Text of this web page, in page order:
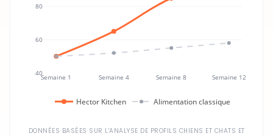
Semaine 1 Semaine 4 Semaine 8 Semaine 12
40
60
80
Hector Kitchen Alimentation classique
DONNÉES BASÉES SUR L'ANALYSE DE PROFILS CHIENS ET CHATS ET